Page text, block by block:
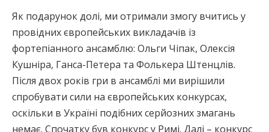
Як подарунок долі, ми отримали змогу вчитись у
провідних європейських викладачів із
фортепіанного ансамблю: Ольги Чіпак, Олексія
Кушніра, Ганса-Петера та Фолькера Штенцлів.
Після двох років гри в ансамблі ми вирішили
спробувати сили на європейських конкурсах,
оскільки в Україні подібних серйозних змагань
немає. Спочатку був конкурс у Римі. Далі – конкурс